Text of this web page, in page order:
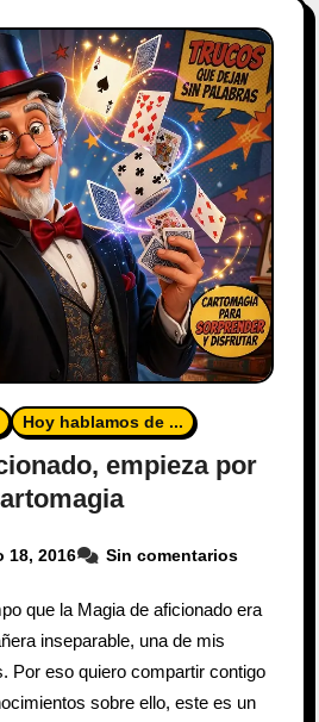
Hoy hablamos de ...
empieza por
18, 2016 Sin comentarios
que la Magia de aficionado era
inseparable, una de mis
Por eso quiero compartir contigo
sobre ello, este es un